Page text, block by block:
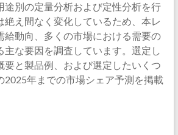
途別の定量分析および定性分析を行
絶え間なく変化しているため、本レ
給動向、多くの市場における需要の
主な要因を調査しています。選定し
要と製品例、および選定したいくつ
2025年までの市場シェア予測を掲載